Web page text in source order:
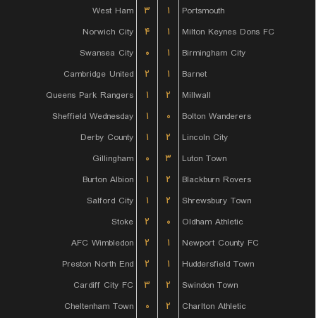
West Ham
۳ ۱
Portsmouth
Norwich City
۴ ۱
Milton Keynes Dons FC
Swansea City
۰ ۱
Birmingham City
Cambridge United
۲ ۱
Barnet
Queens Park Rangers
۱ ۲
Millwall
Sheffield Wednesday
۱ ۰
Bolton Wanderers
Derby County
۱ ۲
Lincoln City
Gillingham
۰ ۳
Luton Town
Burton Albion
۱ ۲
Blackburn Rovers
Salford City
۱ ۲
Shrewsbury Town
Stoke
۲ ۰
Oldham Athletic
AFC Wimbledon
۲ ۱
Newport County FC
Preston North End
۲ ۱
Huddersfield Town
Cardiff City FC
۳ ۲
Swindon Town
Cheltenham Town
۰ ۲
Charlton Athletic